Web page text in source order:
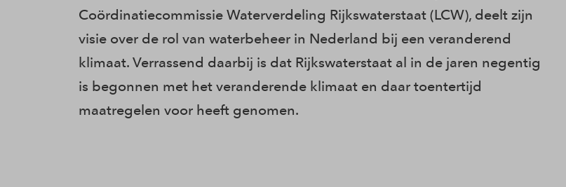
Coördinatiecommissie Waterverdeling Rijkswaterstaat (LCW), deelt zijn
visie over de rol van waterbeheer in Nederland bij een veranderend
klimaat. Verrassend daarbij is dat Rijkswaterstaat al in de jaren negentig
is begonnen met het veranderende klimaat en daar toentertijd
maatregelen voor heeft genomen.